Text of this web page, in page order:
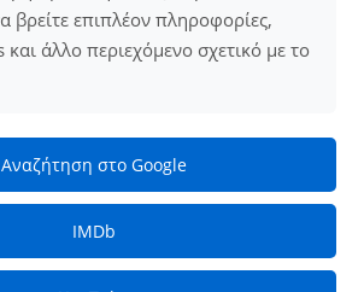
βρείτε επιπλέον πληροφορίες,
και άλλο περιεχόμενο σχετικό με το
Αναζήτηση στο Google
IMDb